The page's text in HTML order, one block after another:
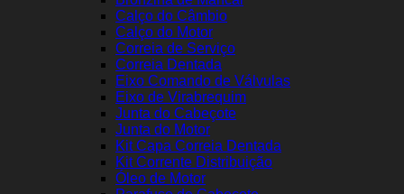
Calço do Câmbio
Calço do Motor
Correia de Serviço
Correia Dentada
Eixo Comando de Válvulas
Eixo de Virabrequim
Junta do Cabeçote
Junta do Motor
Kit Capa Correia Dentada
Kit Corrente Distribuição
Óleo de Motor